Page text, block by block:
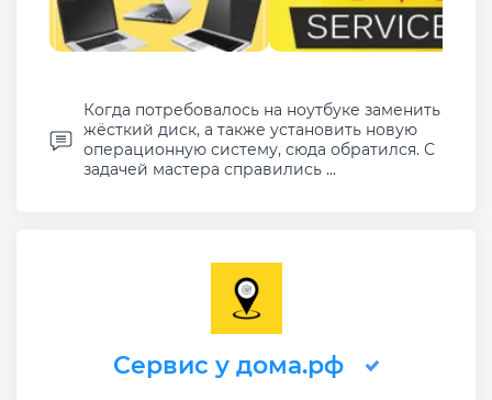
Когда потребовалось на ноутбуке заменить
жёсткий диск, а также установить новую
операционную систему, сюда обратился. С
задачей мастера справились ...
Сервис у дома.рф